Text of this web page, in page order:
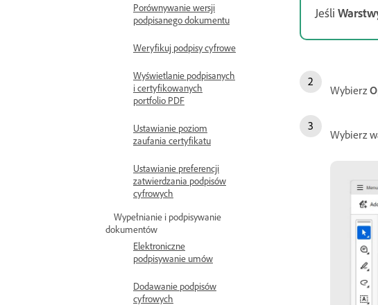
Porównywanie wersji
podpisanego dokumentu
Weryfikuj podpisy cyfrowe
Wyświetlanie podpisanych
i certyfikowanych
portfolio PDF
Ustawianie poziom
zaufania certyfikatu
Ustawianie preferencji
zatwierdzania podpisów
cyfrowych
Wypełnianie i podpisywanie
dokumentów
Elektroniczne
podpisywanie umów
Dodawanie podpisów
cyfrowych
Jeśli
Wybierz
Wybierz